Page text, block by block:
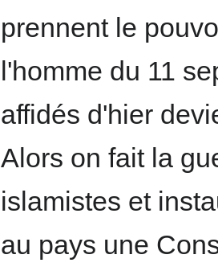
prennent le
l'homme du 11
affidés d'hier
Alors on fait la
islamistes et
au pays une